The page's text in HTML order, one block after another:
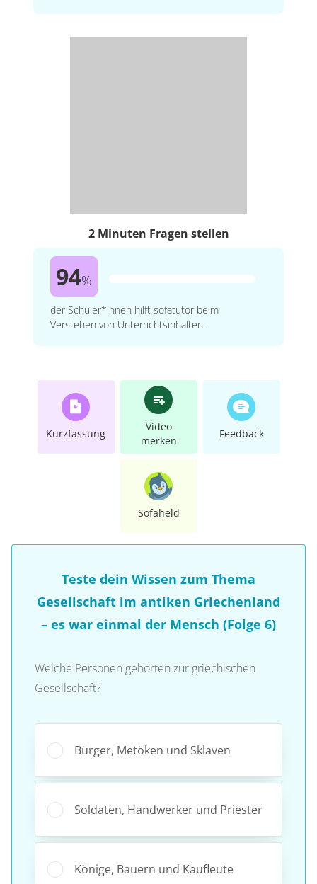
2 Minuten Fragen stellen
94%
der Schüler*innen hilft sofatutor beim
Verstehen von Unterrichtsinhalten.
Kurzfassung
Video
merken
Feedback
Sofaheld
Teste dein Wissen zum Thema
Gesellschaft im antiken Griechenland
– es war einmal der Mensch (Folge 6)
Welche Personen gehörten zur griechischen
Gesellschaft?
Bürger, Metöken und Sklaven
Soldaten, Handwerker und Priester
Könige, Bauern und Kaufleute